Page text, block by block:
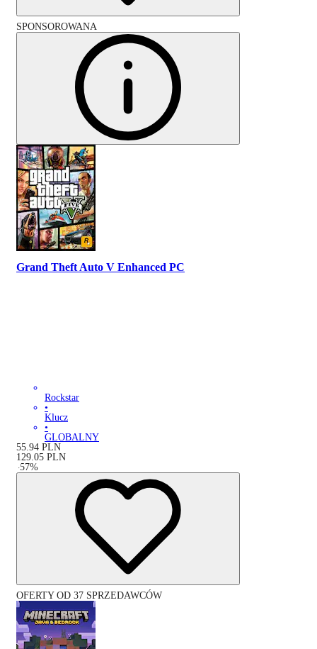
SPONSOROWANA
Grand Theft Auto V Enhanced PC
Rockstar
•
Klucz
•
GLOBALNY
55.94 PLN
129.05 PLN
-57%
OFERTY OD 37 SPRZEDAWCÓW